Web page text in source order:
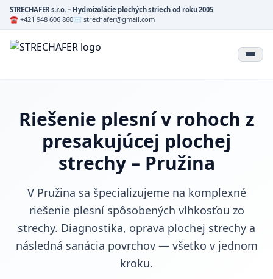
STRECHAFER s.r.o. – Hydroizolácie plochých striech od roku 2005
☎ +421 948 606 860✉ strechafer@gmail.com
Riešenie plesní v rohoch z
presakujúcej plochej
strechy – Pružina
V Pružina sa špecializujeme na komplexné
riešenie plesní spôsobených vlhkosťou zo
strechy. Diagnostika, oprava plochej strechy a
následná sanácia povrchov — všetko v jednom
kroku.